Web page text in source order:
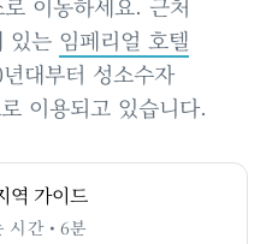
있는 임페리얼 호텔
대부터 성소수자
이용되고 있습니다.
역 가이드
시간 • 6분